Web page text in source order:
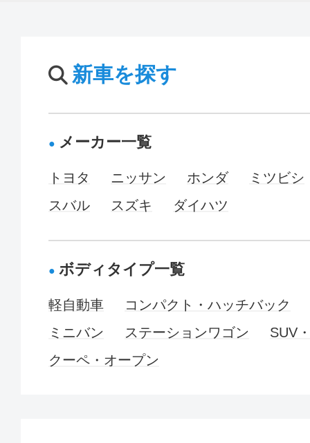
新車を探す
メーカー一覧
トヨタ ニッサン ホンダ
ミツビシ
スバル
スズキ ダイハツ
ボディタイプ一覧
軽自動車
コンパクト・ハッチバック
ミニバン
ステーションワゴン
SUV
クーペ・オープン